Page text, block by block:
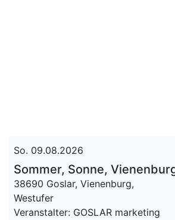
So. 09.08.2026
Sommer, Sonne,
38690 Goslar, Vienenburg,
Westufer
Veranstalter: GOSLAR marketing